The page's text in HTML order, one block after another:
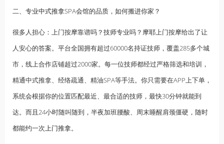
二、专业中式推拿SPA会馆的品质，如何搬进你家？
很多人担心：上门按摩靠谱吗？技师专业吗？摩耶上门按摩给出了让
人安心的答案。平台全国拥有超过60000名持证技师，覆盖285多个城
市，线上合作店铺超过2000家。每一位技师都经过严格筛选和培训，
精通中式推拿、经络疏通、精油SPA等手法。你只需要在APP上下单，
系统会根据你的位置匹配最近、最合适的技师，最快30分钟就能到
达。而且24小时随叫随到，半夜加班腰酸、周末睡醒肩颈僵硬，随时
都能约一次上门推拿。